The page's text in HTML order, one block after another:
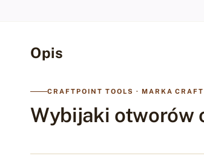
Opis
CRAFTPOINT TOOLS · MARKA
Wybijaki otworów